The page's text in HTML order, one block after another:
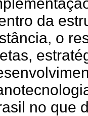
da
o
no que